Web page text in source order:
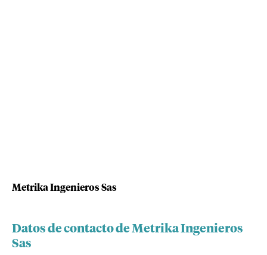
Metrika Ingenieros Sas
Datos de contacto de Metrika Ingenieros
Sas